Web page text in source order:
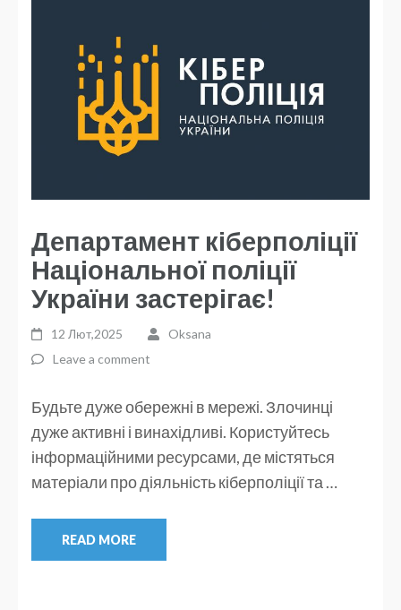
Департамент кіберполіції
Національної поліції
України застерігає!
12 Лют,2025
Oksana
Leave a comment
Будьте дуже обережні в мережі. Злочинці
дуже активні і винахідливі. Користуйтесь
інформаційними ресурсами, де містяться
матеріали про діяльність кіберполіції та …
READ MORE